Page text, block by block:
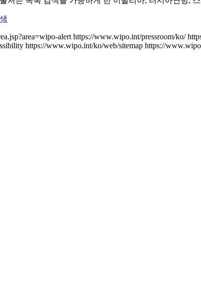
alert https://www.wipo.int/pressroom/ko/
https://www.wipo.int/ko/web/sitemap https://